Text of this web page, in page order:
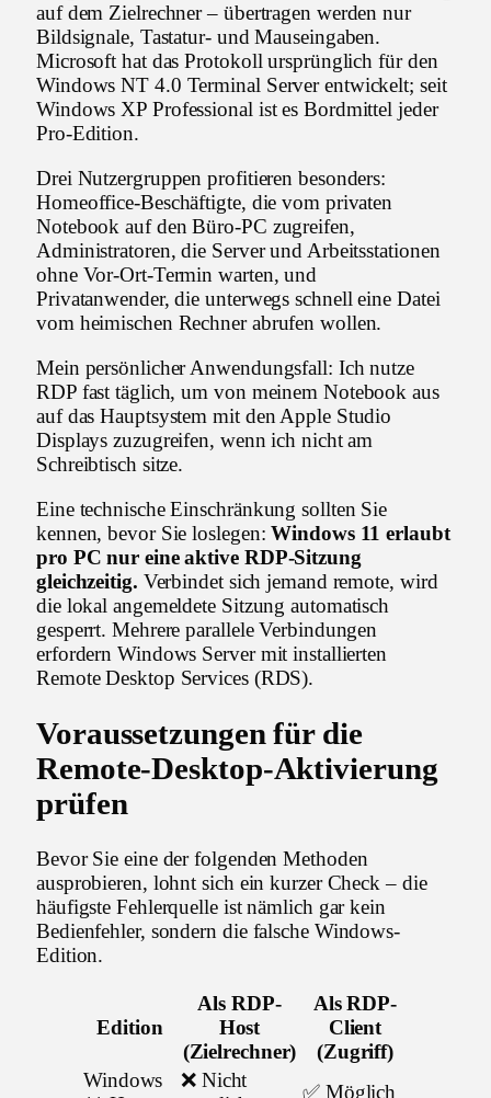
auf dem Zielrechner – übertragen werden nur
Bildsignale, Tastatur- und Mauseingaben.
Microsoft hat das Protokoll ursprünglich für den
Windows NT 4.0 Terminal Server entwickelt; seit
Windows XP Professional ist es Bordmittel jeder
Pro-Edition.
Drei Nutzergruppen profitieren besonders:
Homeoffice-Beschäftigte, die vom privaten
Notebook auf den Büro-PC zugreifen,
Administratoren, die Server und Arbeitsstationen
ohne Vor-Ort-Termin warten, und
Privatanwender, die unterwegs schnell eine Datei
vom heimischen Rechner abrufen wollen.
Mein persönlicher Anwendungsfall: Ich nutze
RDP fast täglich, um von meinem Notebook aus
auf das Hauptsystem mit den Apple Studio
Displays zuzugreifen, wenn ich nicht am
Schreibtisch sitze.
Eine technische Einschränkung sollten Sie
kennen, bevor Sie loslegen:Windows 11 erlaubt
pro PC nur eine aktive RDP-Sitzung
gleichzeitig. Verbindet sich jemand remote, wird
die lokal angemeldete Sitzung automatisch
gesperrt. Mehrere parallele Verbindungen
erfordern Windows Server mit installierten
Remote Desktop Services (RDS).
Voraussetzungen für die
Remote-Desktop-Aktivierung
prüfen
Bevor Sie eine der folgenden Methoden
ausprobieren, lohnt sich ein kurzer Check – die
häufigste Fehlerquelle ist nämlich gar kein
Bedienfehler, sondern die falsche Windows-
Edition.
Edition
Als RDP-
Host
(Zielrechner)
Als RDP-
Client
(Zugriff)
Windows
❌ Nicht
✅ Möglich